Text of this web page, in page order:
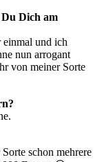
Dich am
und ich
nun arrogant
von meiner Sorte
schon mehrere